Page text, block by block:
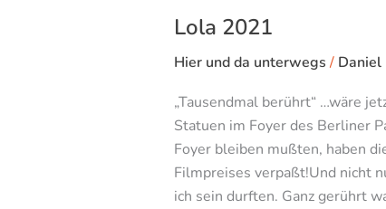
Lola 2021
Hier und da unterwegs / Daniel
„Tausendmal berührt“ …wäre
Statuen im Foyer des Berliner
Foyer bleiben mußten, haben
Filmpreises verpaßt!Und nicht
ich sein durften. Ganz gerührt